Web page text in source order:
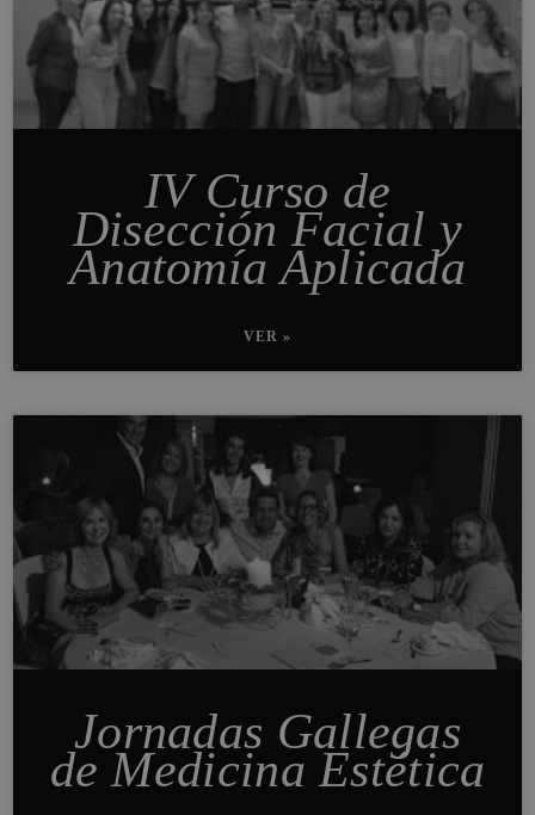
IV Curso de
Disección Facial y
Anatomía Aplicada
VER »
Jornadas Gallegas
de Medicina Estética